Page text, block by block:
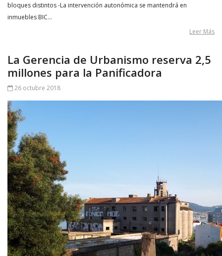
bloques distintos -La intervención autonómica se mantendrá en
inmuebles BIC…
Leer Más
La Gerencia de Urbanismo reserva 2,5
millones para la Panificadora
26 octubre 2018